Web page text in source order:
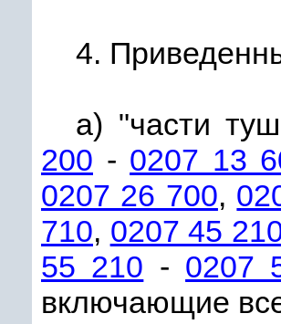
4.
а) "части
200 - 0207 13
0207 26 700,
710, 0207 45
55 210 - 0207
включающие